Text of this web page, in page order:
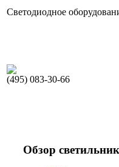
Светодиодное
(495) 083-30-66
Обзор